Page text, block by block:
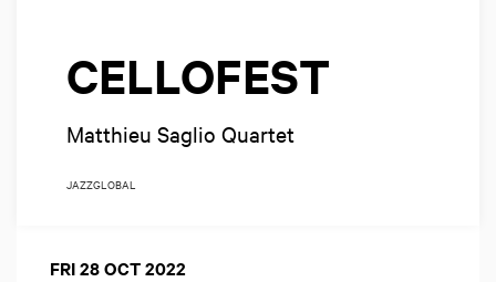
CELLOFEST
Matthieu Saglio Quartet
JAZZGLOBAL
FRI 28 OCT 2022